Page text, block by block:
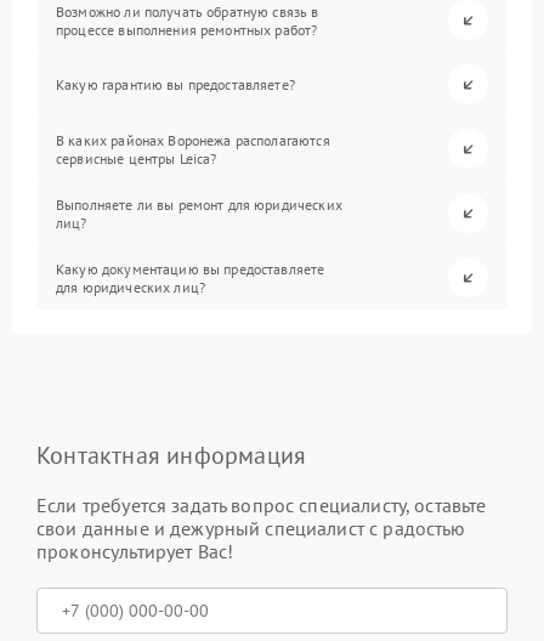
Возможно ли получать обратную связь в
процессе выполнения ремонтных работ?
Какую гарантию вы предоставляете?
В каких районах Воронежа располагаются
сервисные центры Leica?
Выполняете ли вы ремонт для юридических
лиц?
Какую документацию вы предоставляете
для юридических лиц?
Контактная информация
Если требуется задать вопрос специалисту, оставьте
свои данные и дежурный специалист с радостью
проконсультирует Вас!